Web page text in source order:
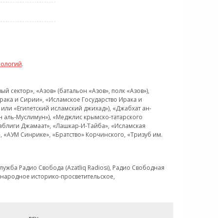
.
«Азов» (батальон «Азов», полк «Азов»),
и Сирии», «Исламское Государство Ирака и
«Египетский исламский джихад»), «Джабхат ан-
Муслимун»), «Меджлис крымско-татарского
Джамаат», «Лашкар-И-Тайба», «Исламская
Синрике», «Братство» Корчинского, «Тризуб им.
Радио Свобода (Azatliq Radiosi), Радио Свободная
историко-просветительское,